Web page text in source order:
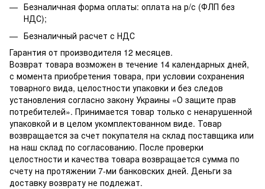
Безналичная форма оплаты: оплата на р/с (ФЛП без
НДС);
Безналичный расчет с НДС
Гарантия от производителя 12 месяцев.
Возврат товара возможен в течение 14 календарных дней,
с момента приобретения товара, при условии сохранения
товарного вида, целостности упаковки и без следов
установления согласно закону Украины «О защите прав
потребителей». Принимается товар только с ненарушенной
упаковкой и в целом укомплектованном виде. Товар
возвращается за счет покупателя на склад поставщика или
на наш склад по согласованию. После проверки
целостности и качества товара возвращается сумма по
счету на протяжении 7-ми банковских дней. Деньги за
доставку возврату не подлежат.